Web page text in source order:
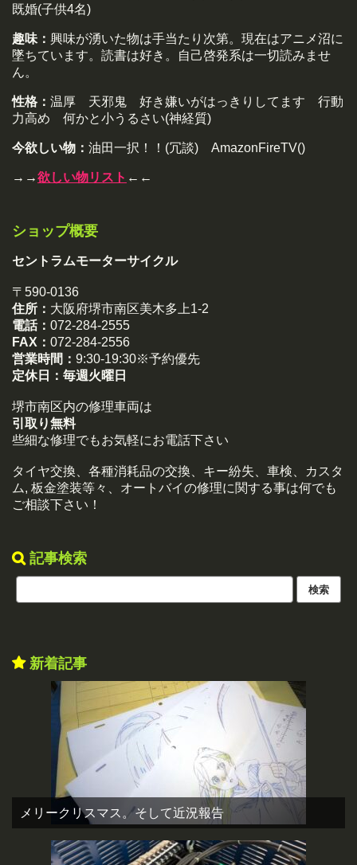
既婚(子供4名)
趣味： 興味が湧いた物は手当たり次第。現在はアニメ沼に
墜ちています。読書は好き。自己啓発系は一切読みませ
ん。
性格： 温厚 天邪鬼 好き嫌いがはっきりしてます 行動
力高め 何かと小うるさい(神経質)
今欲しい物： 油田一択！！(冗談) AmazonFireTV()
→→欲しい物リスト ←←
ショップ概要
セントラムモーターサイクル
〒590-0136
住所： 大阪府堺市南区美木多上1-2
電話： 072-284-2555
FAX： 072-284-2556
営業時間： 9:30-19:30※予約優先
定休日： 毎週火曜日
堺市南区内の修理車両は
引取り無料
些細な修理でもお気軽にお電話下さい
タイヤ交換、各種消耗品の交換、キー紛失、車検、カスタ
ム, 板金塗装等々、オートバイの修理に関する事は何でも
ご相談下さい！
記事検索
新着記事
メリークリスマス。そして近況報告